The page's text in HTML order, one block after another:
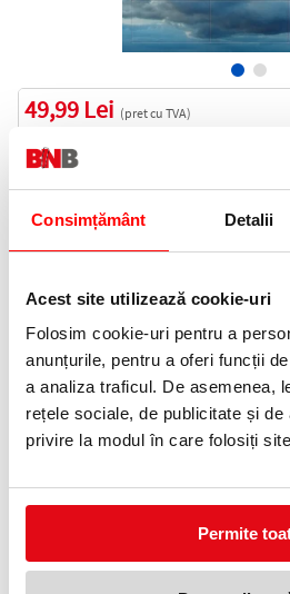
Consimțământ Detalii
Acest site utilizează cookie-uri
Folosim cookie-uri pentru a
anunțurile, pentru a oferi funcții
a analiza traficul. De asemenea,
rețele sociale, de publicitate și
privire la modul în care folosiți
Permite
49,99 Lei (pret cu TVA)
50 puncte de fidelitate
Informatii
Telefon:
0372 552
Ambalare: 100 coli/top.
Numar etichete: 24 etichete/pagina.
Etichete autoadezive EXTE pentru